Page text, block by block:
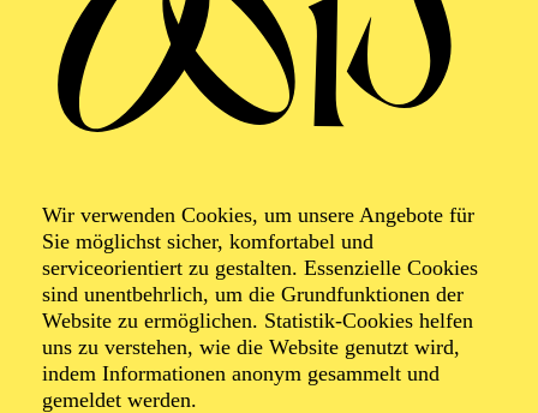
Wir verwenden Cookies, um unsere Angebote für
Sie möglichst sicher, komfortabel und
serviceorientiert zu gestalten. Essenzielle Cookies
sind unentbehrlich, um die Grundfunktionen der
Website zu ermöglichen. Statistik-Cookies helfen
uns zu verstehen, wie die Website genutzt wird,
indem Informationen anonym gesammelt und
gemeldet werden.
Folkwang Debüt
TICKETS